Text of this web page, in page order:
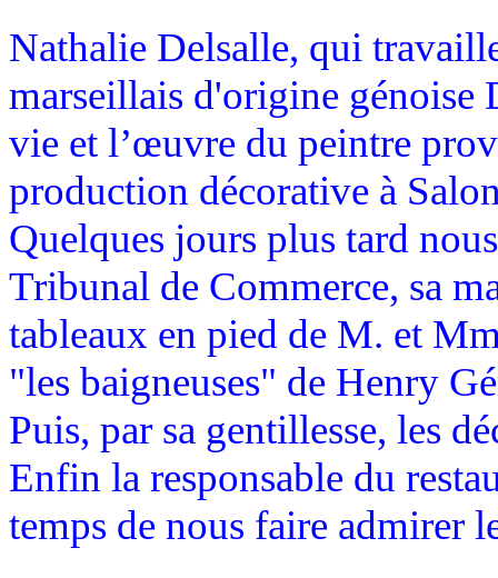
Nathalie Delsalle, qui
marseillais d'origine génoise
vie et l’œuvre du peintre
production décorative à
Quelques jours plus tard
Tribunal de Commerce, sa
tableaux en pied de M. et
"les baigneuses" de Henry
Puis, par sa gentillesse, les
Enfin la responsable du
temps de nous faire admirer